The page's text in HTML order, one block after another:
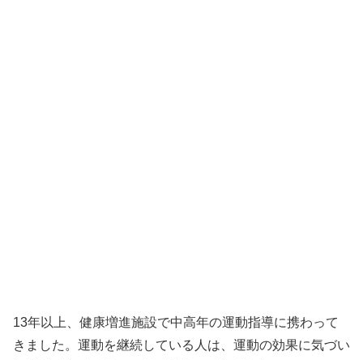
13年以上、健康増進施設で中高年の運動指導に携わって
きました。運動を継続している人は、運動の効果に気づい